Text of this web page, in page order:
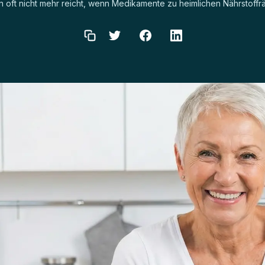
oft nicht mehr reicht, wenn Medikamente zu heimlichen